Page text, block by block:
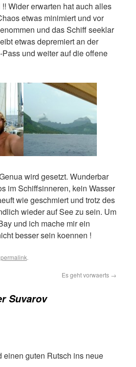
Wider erwarten hat auch alles
etwas minimiert und vor
und das Schiff seeklar
etwas depremiert an der
und weiter auf die offene
wird gesetzt. Wunderbar
im Schiffsinneren, kein Wasser
wie geschmiert und trotz des
wieder auf See zu sein. Um
und ich mache mir ein
besser sein koennen !
permalink.
Es geht vorwaerts →
Suvarov
guten Rutsch ins neue